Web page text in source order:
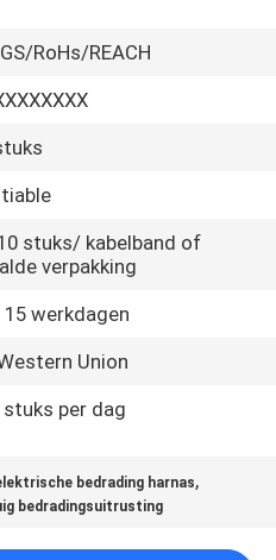
RoHs/REACH
stuks/ kabelband of
verpakking
werkdagen
Union
stuks per dag
bedrading harnas,
bedradingsuitrusting